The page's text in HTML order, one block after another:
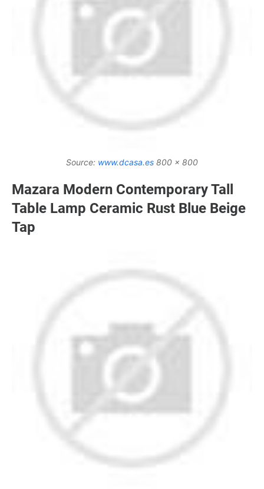
Source: www.dcasa.es 800 x 800
Mazara Modern Contemporary Tall
Table Lamp Ceramic Rust Blue Beige
Tap